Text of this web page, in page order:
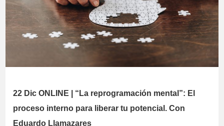
22 Dic ONLINE | “La reprogramación mental”: El
proceso interno para liberar tu potencial. Con
Eduardo Llamazares